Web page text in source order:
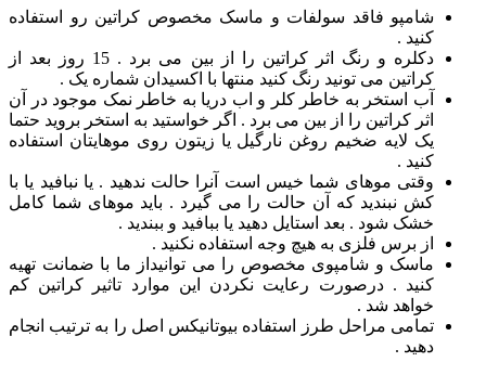
شامپو فاقد سولفات و ماسک مخصوص کراتین رو استفاده
کنید .
دکلره و رنگ اثر کراتین را از بین می برد . 15 روز بعد از
کراتین می تونید رنگ کنید منتها با اکسیدان شماره یک .
آب استخر به خاطر کلر و اب دریا به خاطر نمک موجود در آن
اثر کراتین را از بین می برد . اگر خواستید به استخر بروید حتما
یک لایه ضخیم روغن نارگیل یا زیتون روی موهایتان استفاده
کنید .
وقتی موهای شما خیس است آنرا حالت ندهید . یا نبافید یا با
کش نبندید که آن حالت را می گیرد . باید موهای شما کامل
خشک شود . بعد استایل دهید یا ببافید و ببندید .
از برس فلزی به هیچ وجه استفاده نکنید .
ماسک و شامپوی مخصوص را می توانیداز ما با ضمانت تهیه
کنید . درصورت رعایت نکردن این موارد تاثیر کراتین کم
خواهد شد .
تمامی مراحل طرز استفاده بیوتانیکس اصل را به ترتیب انجام
دهید .